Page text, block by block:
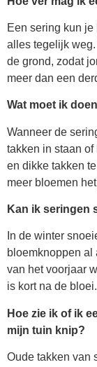
Een sering kun
alles tegelijk
de grond, zodat
meer dan een
Wat moet ik
Wanneer de
takken in staan
en dikke takken
meer bloemen
Kan ik seringen
In de winter
bloemknoppen al
van het voorjaar
is kort na de bloei.
Hoe zie ik of ik
mijn tuin knip?
Oude takken van